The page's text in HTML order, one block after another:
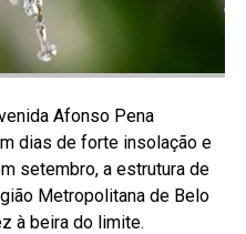
Afonso Pena
dias de forte insolação e
setembro, a estrutura de
Metropolitana de Belo
à beira do limite.